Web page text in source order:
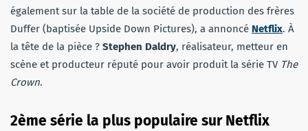
également sur la table de la société de production des frères
Duffer (baptisée Upside Down Pictures), a annoncé Netflix. À
la tête de la pièce ? Stephen Daldry, réalisateur, metteur en
scène et producteur réputé pour avoir produit la série TV The
Crown.
2ème série la plus populaire sur Netflix